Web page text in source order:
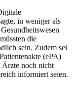
in weniger als
die
sein. Zudem sei
(ePA)
Ärzte noch nicht
informiert seien.